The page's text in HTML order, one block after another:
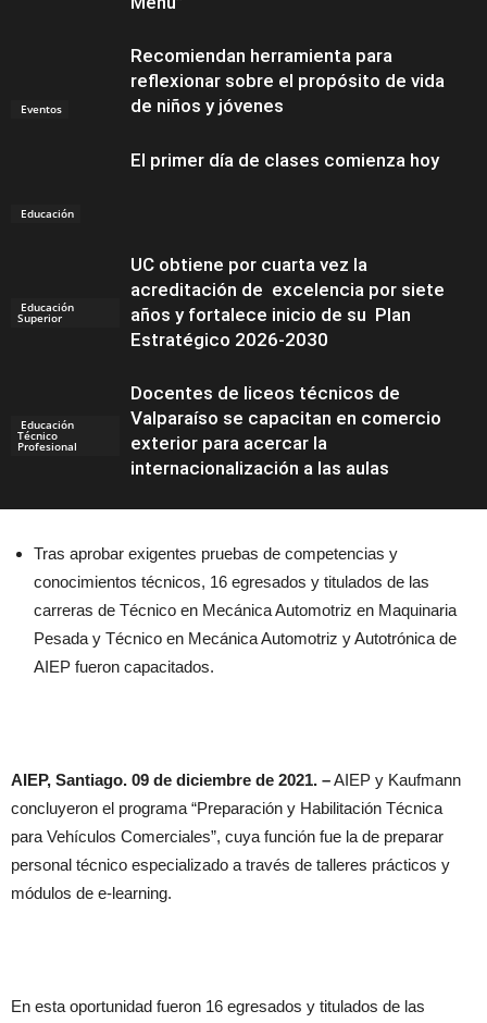
Eventos
Recomiendan herramienta para
reflexionar sobre el propósito de vida
de niños y jóvenes
Educación
El primer día de clases comienza hoy
Educación
Superior
UC obtiene por cuarta vez la
acreditación de excelencia por siete
años y fortalece inicio de su Plan
Estratégico 2026-2030
Educación
Técnico
Profesional
Docentes de liceos técnicos de
Valparaíso se capacitan en comercio
exterior para acercar la
internacionalización a las aulas
Tras aprobar exigentes pruebas de competencias y
conocimientos técnicos, 16 egresados y titulados de las
carreras de Técnico en Mecánica Automotriz en Maquinaria
Pesada y Técnico en Mecánica Automotriz y Autotrónica de
AIEP fueron capacitados.
AIEP, Santiago. 09 de diciembre de 2021. –AIEP y Kaufmann
concluyeron el programa “Preparación y Habilitación Técnica
para Vehículos Comerciales”, cuya función fue la de preparar
personal técnico especializado a través de talleres prácticos y
módulos de e-learning.
En esta oportunidad fueron 16 egresados y titulados de las